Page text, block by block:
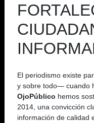
El periodismo existe
y sobre todo— cuando
OjoPúblico hemos
2014, una convicción
información de calidad